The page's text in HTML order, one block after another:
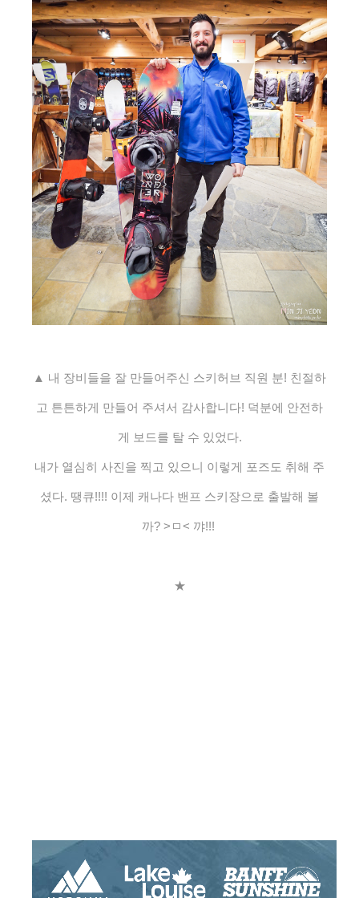
▲ 내 장비들을 잘 만들어주신 스키허브 직원 분! 친절하
고 튼튼하게 만들어 주셔서 감사합니다! 덕분에 안전하
게 보드를 탈 수 있었다.
내가 열심히 사진을 찍고 있으니 이렇게 포즈도 취해 주
셨다. 땡큐!!!! 이제 캐나다 밴프 스키장으로 출발해 볼
까? >ㅁ< 꺄!!!
★